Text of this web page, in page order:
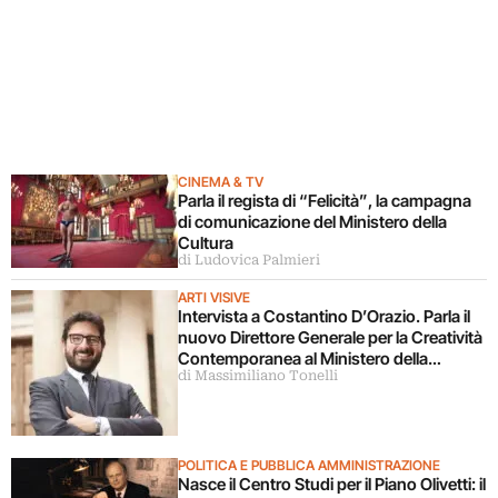
CINEMA & TV
Parla il regista di “Felicità”, la campagna
di comunicazione del Ministero della
Cultura
di Ludovica Palmieri
ARTI VISIVE
Intervista a Costantino D’Orazio. Parla il
nuovo Direttore Generale per la Creatività
Contemporanea al Ministero della
Cultura
di Massimiliano Tonelli
POLITICA E PUBBLICA AMMINISTRAZIONE
Nasce il Centro Studi per il Piano Olivetti: il